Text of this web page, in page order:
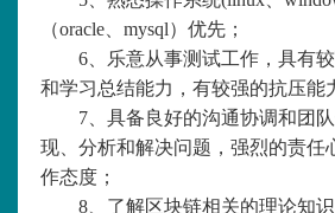
（oracle、mysql）优先；
6、乐意从事测试工作，具有
和学习总结能力，有较强的抗压能
7、具备良好的沟通协调和团
现、分析和解决问题，强烈的责任
作态度；
8、了解区块链相关的理论知识